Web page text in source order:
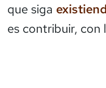
que siga
es contribuir, con